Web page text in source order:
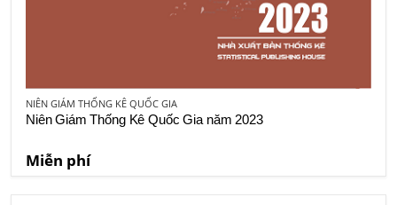
NIÊN GIÁM THỐNG KÊ QUỐC GIA
Niên Giám Thống Kê Quốc Gia năm 2023
Miễn phí